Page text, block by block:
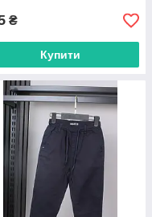
₴
Купити